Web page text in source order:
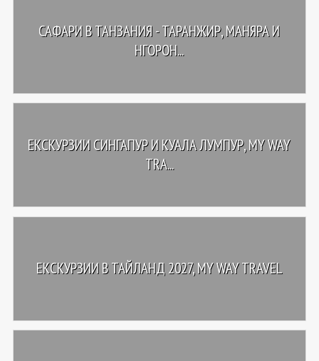
САФАРИ В ТАНЗАНИЯ - ТАРАНЖИР, МАНЯРА И
НГОРОН...
ЕКСКУРЗИИ СИНГАПУР И КУАЛА ЛУМПУР, MY WAY
TRA...
ЕКСКУРЗИИ В ТАЙЛАНД 2027, MY WAY TRAVEL